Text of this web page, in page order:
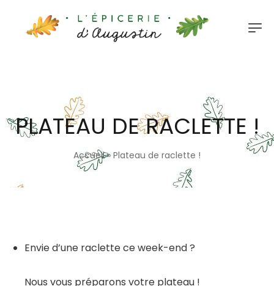
PLATEAU DE RACLETTE !
Accueil» Plateau de raclette !
Envie d’une raclette ce week-end ?
Nous vous préparons votre plateau !